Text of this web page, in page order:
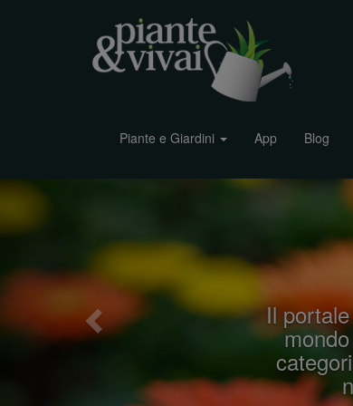
Piante e Giardini App Blog
Il
v
o
u